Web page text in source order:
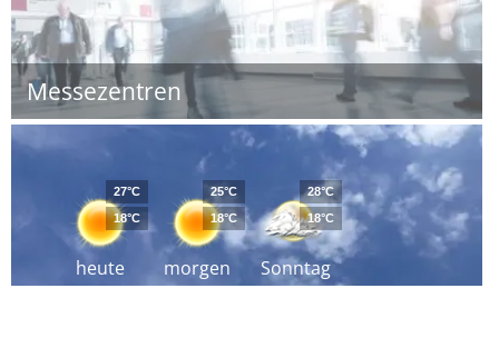
Messezentren
heute
27°C
18°C
morgen
25°C
18°C
Sonntag
28°C
18°C